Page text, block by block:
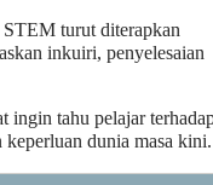
STEM turut diterapkan
inkuiri, penyelesaian
ingin tahu pelajar
dunia masa kini.